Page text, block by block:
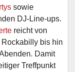
sowie
DJ-Line-ups.
reicht von
Rockabilly bis hin
Damit
Treffpunkt